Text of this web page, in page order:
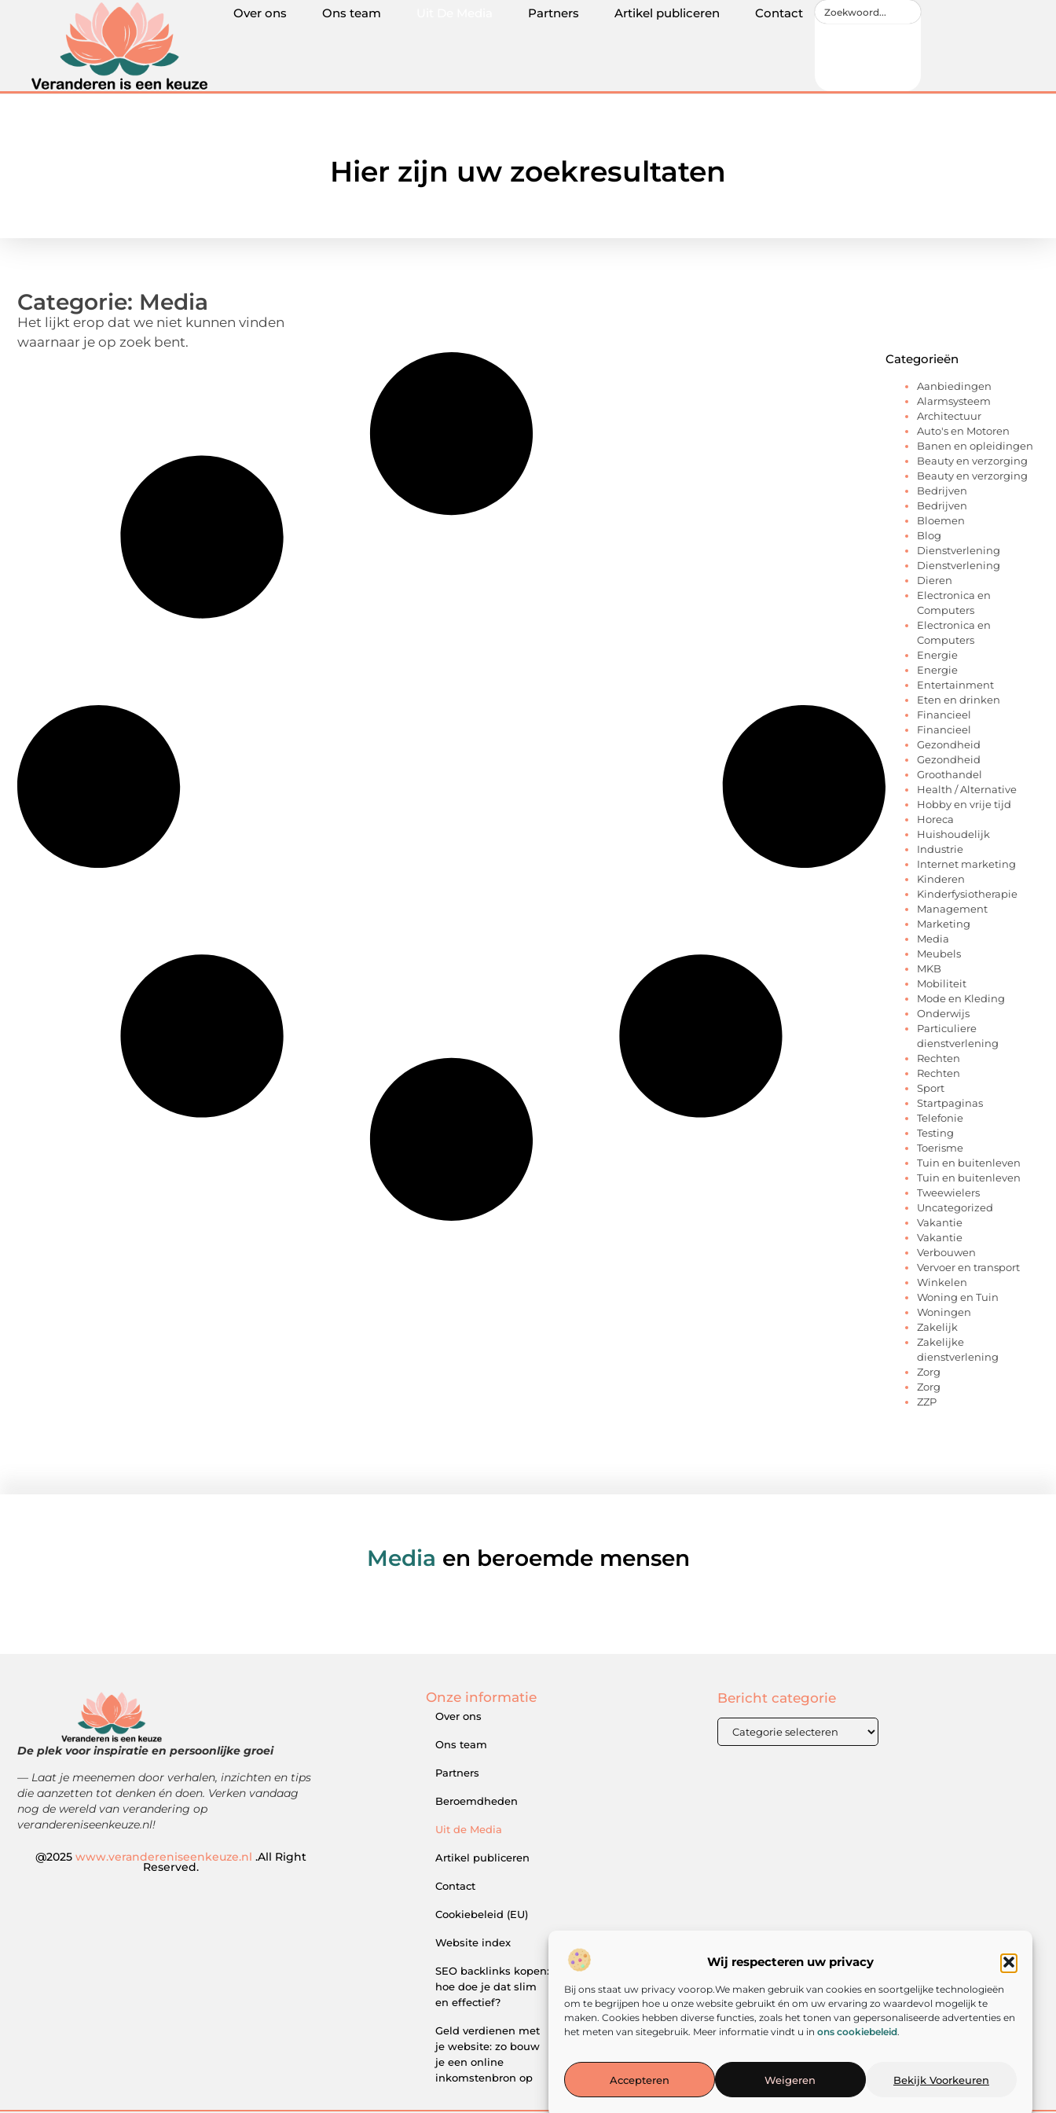
Wij respecteren uw privacy
Bij ons staat uw privacy voorop.We maken gebruik van cookies en soortgelijke technologieën
om te begrijpen hoe u onze website gebruikt én om uw ervaring zo waardevol mogelijk te
maken. Cookies hebben diverse functies, zoals het tonen van gepersonaliseerde advertenties en
het meten van sitegebruik. Meer informatie vindt u in ons cookiebeleid.
Accepteren Weigeren Bekijk Voorkeuren
Over ons Ons team Partners Artikel publiceren Contact
Hier zijn uw zoekresultaten
Categorie: Media
Het lijkt erop dat we niet kunnen vinden
waarnaar je op zoek bent.
Categorieën
Aanbiedingen
Alarmsysteem
Architectuur
Auto's en Motoren
Banen en opleidingen
Beauty en verzorging
Beauty en verzorging
Bedrijven
Bedrijven
Bloemen
Blog
Dienstverlening
Dienstverlening
Dieren
Electronica en
Computers
Electronica en
Computers
Energie
Energie
Entertainment
Eten en drinken
Financieel
Financieel
Gezondheid
Gezondheid
Groothandel
Health / Alternative
Hobby en vrije tijd
Horeca
Huishoudelijk
Industrie
Internet marketing
Kinderen
Kinderfysiotherapie
Management
Marketing
Media
Meubels
MKB
Mobiliteit
Mode en Kleding
Onderwijs
Particuliere
dienstverlening
Rechten
Rechten
Sport
Startpaginas
Telefonie
Testing
Toerisme
Tuin en buitenleven
Tuin en buitenleven
Tweewielers
Uncategorized
Vakantie
Vakantie
Verbouwen
Vervoer en transport
Winkelen
Woning en Tuin
Woningen
Zakelijk
Zakelijke
dienstverlening
Zorg
Zorg
ZZP
Media en beroemde mensen
De plek voor inspiratie en persoonlijke groei
— Laat je meenemen door verhalen, inzichten en tips
die aanzetten tot denken én doen. Verken vandaag
nog de wereld van verandering op
verandereniseenkeuze.nl!
@2025 www.verandereniseenkeuze.nl .All Right
Reserved.
Onze informatie
Over ons
Ons team
Partners
Beroemdheden
Uit de Media
Artikel publiceren
Contact
Cookiebeleid (EU)
Website index
SEO backlinks kopen:
hoe doe je dat slim
en effectief?
Geld verdienen met
je website: zo bouw
je een online
inkomstenbron op
Bericht categorie